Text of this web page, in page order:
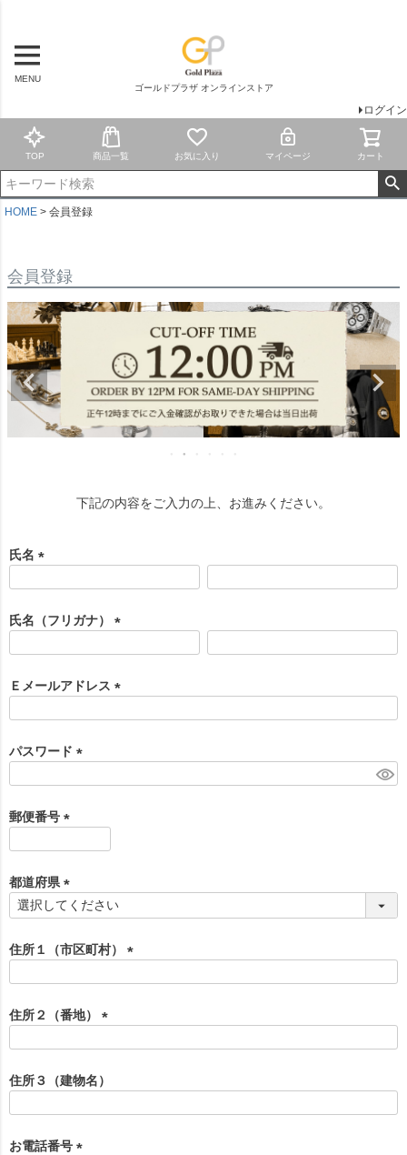
MENU
ゴールドプラザ オンラインストア
ログイン
TOP 商品一覧 お気に入り マイページ カート
HOME 会員登録
会員登録
下記の内容をご入力の上、お進みください。
氏名
須
)
氏名（フリガナ）
須
)
Ｅメールアドレス
)
パスワード
)
郵便番号
須
)
都道府県
(
須
)
住所１（市区町村）
)
住所２（番地）
須
)
住所３（建物名）
お電話番号